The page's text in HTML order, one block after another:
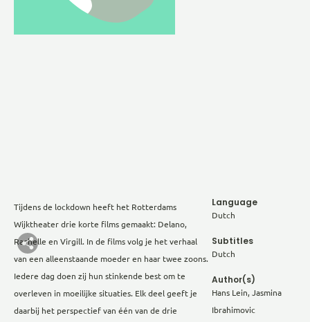
Tijdens de lockdown heeft het Rotterdams
Wijktheater drie korte films gemaakt: Delano,
Rachelle en Virgill. In de films volg je het verhaal
van een alleenstaande moeder en haar twee zoons.
Iedere dag doen zij hun stinkende best om te
overleven in moeilijke situaties. Elk deel geeft je
daarbij het perspectief van één van de drie
Language
Dutch
Subtitles
Dutch
Author(s)
Hans Lein, Jasmina
Ibrahimovic